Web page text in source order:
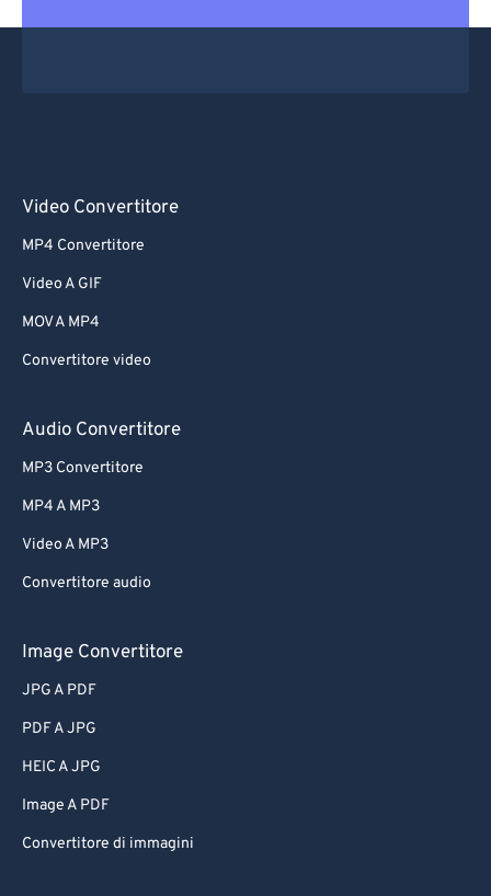
Video Convertitore
MP4 Convertitore
Video A GIF
MOV A MP4
Convertitore video
Audio Convertitore
MP3 Convertitore
MP4 A MP3
Video A MP3
Convertitore audio
Image Convertitore
JPG A PDF
PDF A JPG
HEIC A JPG
Image A PDF
Convertitore di immagini